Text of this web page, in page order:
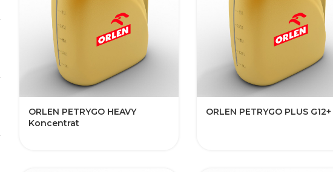
​ORLEN PETRYGO HEAVY​​​​​​​​
Koncentrat
​​ORLEN PETRYGO PLUS G12+​​​​​​​